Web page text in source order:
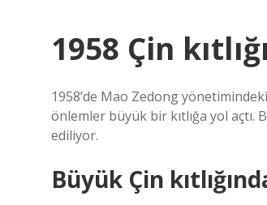
1958 Çin
1958’de Mao Zedong
önlemler büyük bir kıtlığa yol açtı.
ediliyor.
Büyük Çin